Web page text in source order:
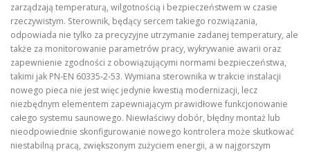
zarządzają temperaturą, wilgotnością i bezpieczeństwem w czasie
rzeczywistym. Sterownik, będący sercem takiego rozwiązania,
odpowiada nie tylko za precyzyjne utrzymanie zadanej temperatury, ale
także za monitorowanie parametrów pracy, wykrywanie awarii oraz
zapewnienie zgodności z obowiązującymi normami bezpieczeństwa,
takimi jak PN‑EN 60335‑2‑53. Wymiana sterownika w trakcie instalacji
nowego pieca nie jest więc jedynie kwestią modernizacji, lecz
niezbędnym elementem zapewniającym prawidłowe funkcjonowanie
całego systemu saunowego. Niewłaściwy dobór, błędny montaż lub
nieodpowiednie skonfigurowanie nowego kontrolera może skutkować
niestabilną pracą, zwiększonym zużyciem energii, a w najgorszym